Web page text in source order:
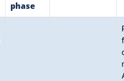
phase